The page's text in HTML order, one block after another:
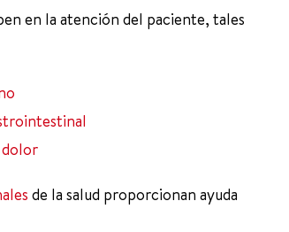
en la atención del paciente, tales
dolor
de la salud proporcionan ayuda